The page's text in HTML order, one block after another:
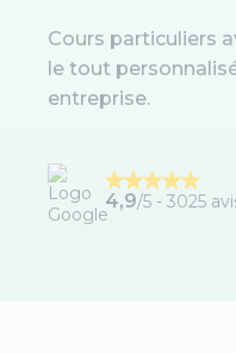
Cours particuliers
le tout
entreprise.
4,9/5 - 3025